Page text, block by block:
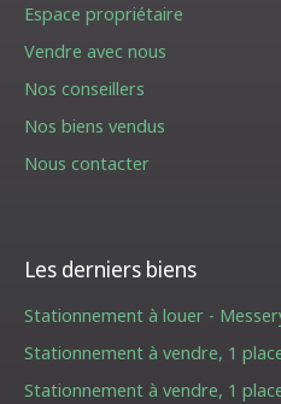
Espace propriétaire
Vendre avec nous
Nos conseillers
Nos biens vendus
Nous contacter
Les derniers biens
Stationnement à louer -
Stationnement à vendre, 1
Stationnement à vendre, 1